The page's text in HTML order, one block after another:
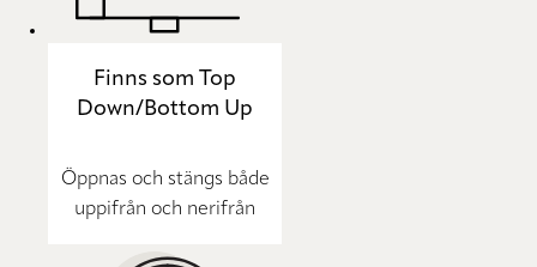
Finns som Top
Down/Bottom Up
Öppnas och stängs både
uppifrån och nerifrån